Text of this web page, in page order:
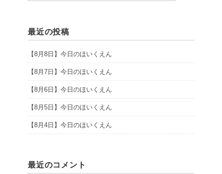
最近の投稿
【8月8日】今日のほいくえん
【8月7日】今日のほいくえん
【8月6日】今日のほいくえん
【8月5日】今日のほいくえん
【8月4日】今日のほいくえん
最近のコメント